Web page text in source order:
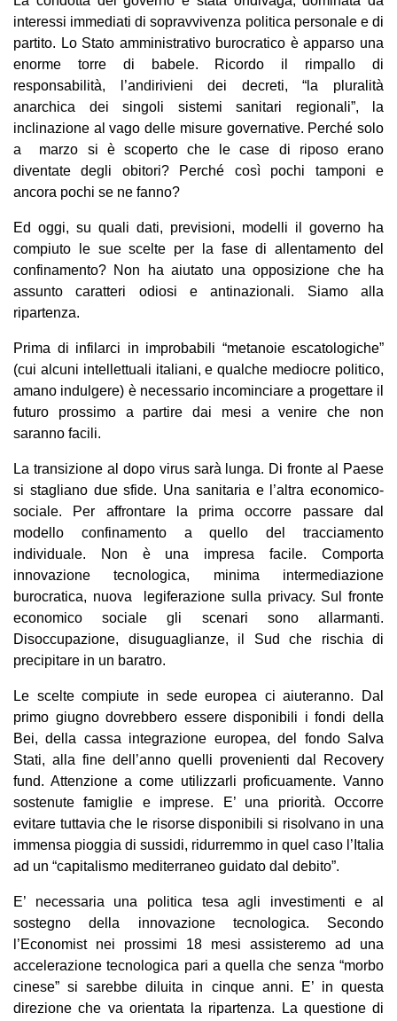
interessi immediati di sopravvivenza politica personale e di
partito. Lo Stato amministrativo burocratico è apparso una
enorme torre di babele. Ricordo il rimpallo di
responsabilità, l’andirivieni dei decreti, “la pluralità
anarchica dei singoli sistemi sanitari regionali”, la
inclinazione al vago delle misure governative. Perché solo
a marzo si è scoperto che le case di riposo erano
diventate degli obitori? Perché così pochi tamponi e
ancora pochi se ne fanno?
Ed oggi, su quali dati, previsioni, modelli il governo ha
compiuto le sue scelte per la fase di allentamento del
confinamento? Non ha aiutato una opposizione che ha
assunto caratteri odiosi e antinazionali. Siamo alla
ripartenza.
Prima di infilarci in improbabili “metanoie escatologiche”
(cui alcuni intellettuali italiani, e qualche mediocre politico,
amano indulgere) è necessario incominciare a progettare il
futuro prossimo a partire dai mesi a venire che non
saranno facili.
La transizione al dopo virus sarà lunga. Di fronte al Paese
si stagliano due sfide. Una sanitaria e l’altra economico-
sociale. Per affrontare la prima occorre passare dal
modello confinamento a quello del tracciamento
individuale. Non è una impresa facile. Comporta
innovazione tecnologica, minima intermediazione
burocratica, nuova legiferazione sulla privacy. Sul fronte
economico sociale gli scenari sono allarmanti.
Disoccupazione, disuguaglianze, il Sud che rischia di
precipitare in un baratro.
Le scelte compiute in sede europea ci aiuteranno. Dal
primo giugno dovrebbero essere disponibili i fondi della
Bei, della cassa integrazione europea, del fondo Salva
Stati, alla fine dell’anno quelli provenienti dal Recovery
fund. Attenzione a come utilizzarli proficuamente. Vanno
sostenute famiglie e imprese. E’ una priorità. Occorre
evitare tuttavia che le risorse disponibili si risolvano in una
immensa pioggia di sussidi, ridurremmo in quel caso l’Italia
ad un “capitalismo mediterraneo guidato dal debito”.
E’ necessaria una politica tesa agli investimenti e al
sostegno della innovazione tecnologica. Secondo
l’Economist nei prossimi 18 mesi assisteremo ad una
accelerazione tecnologica pari a quella che senza “morbo
cinese” si sarebbe diluita in cinque anni. E’ in questa
direzione che va orientata la ripartenza. La questione di